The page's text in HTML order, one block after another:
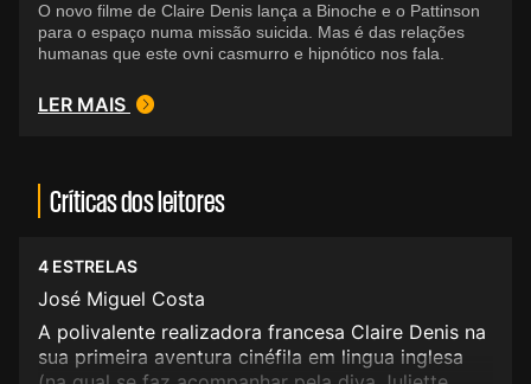
O novo filme de Claire Denis lança a Binoche e o Pattinson
para o espaço numa missão suicida. Mas é das relações
humanas que este ovni casmurro e hipnótico nos fala.
LER MAIS
Críticas dos leitores
4 ESTRELAS
José Miguel Costa
A polivalente realizadora francesa Claire Denis na
sua primeira aventura cinéfila em lingua inglesa